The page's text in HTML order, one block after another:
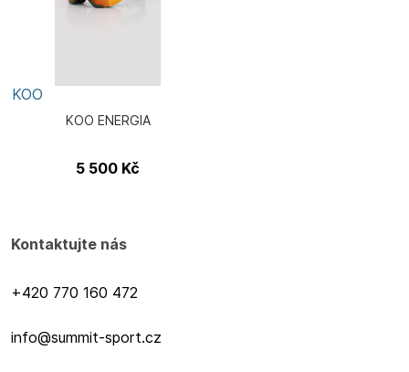
KOO
KOO ENERGIA
5 500 Kč
Kontaktujte nás
+420 770 160 472
info@summit-sport.cz